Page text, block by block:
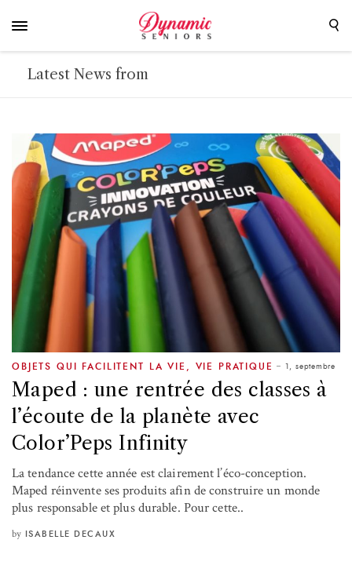
Latest News from
OBJETS QUI FACILITENT LA VIE VIE PRATIQUE 1, septembre
Maped : une rentrée des classes à
l’écoute de la planète avec
Color’Peps Infinity
La tendance cette année est clairement l’éco-conception.
Maped réinvente ses produits afin de construire un monde
plus responsable et plus durable. Pour cette..
by ISABELLE DECAUX